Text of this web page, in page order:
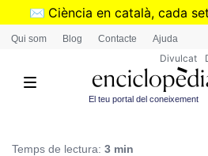
Vés
✉️ Ciència en català, cada
➜Subscriu-te al
Qui som Blog Contacte Ajuda
Divulcat
El teu portal del coneixement
Temps de lectura: 3 min